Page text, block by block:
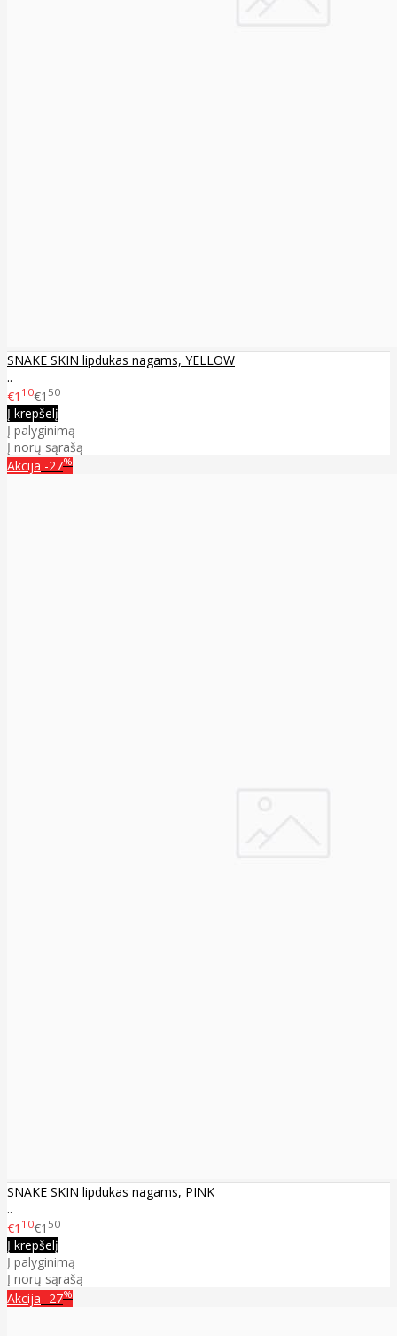
SNAKE SKIN lipdukas nagams, YELLOW
..
€1 10€1 50
Į krepšelį
Į palyginimą
Į norų sąrašą
Akcija -27%
SNAKE SKIN lipdukas nagams, PINK
..
€1 10€1 50
Į krepšelį
Į palyginimą
Į norų sąrašą
Akcija -27%